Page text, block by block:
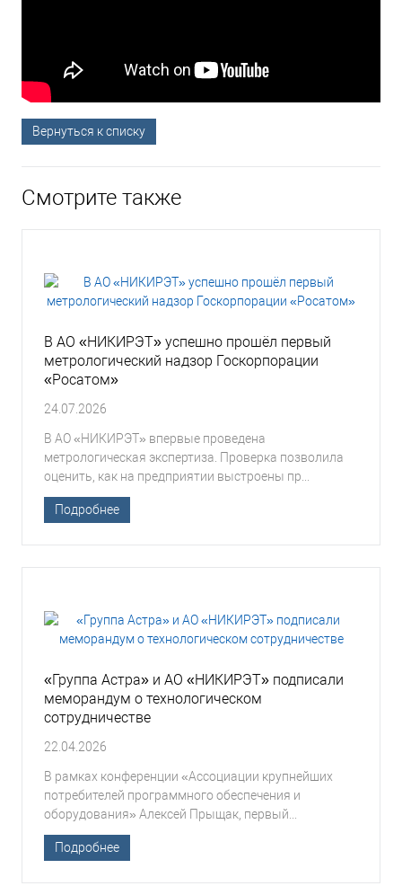
Вернуться к списку
Смотрите также
В АО «НИКИРЭТ» успешно прошёл первый
метрологический надзор Госкорпорации
«Росатом»
24.07.2026
В АО «НИКИРЭТ» впервые проведена
метрологическая экспертиза. Проверка позволила
оценить, как на предприятии выстроены пр...
Подробнее
«Группа Астра» и АО «НИКИРЭТ» подписали
меморандум о технологическом
сотрудничестве
22.04.2026
В рамках конференции «Ассоциации крупнейших
потребителей программного обеспечения и
оборудования» Алексей Прыщак, первый...
Подробнее